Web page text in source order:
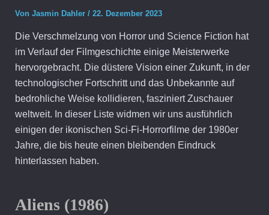
Von Jasmin Dahler / 22. Dezember 2023
Die Verschmelzung von Horror und Science Fiction hat
im Verlauf der Filmgeschichte einige Meisterwerke
hervorgebracht. Die düstere Vision einer Zukunft, in der
technologischer Fortschritt und das Unbekannte auf
bedrohliche Weise kollidieren, fasziniert Zuschauer
weltweit. In dieser Liste widmen wir uns ausführlich
einigen der ikonischen Sci-Fi-Horrorfilme der 1980er
Jahre, die bis heute einen bleibenden Eindruck
hinterlassen haben.
Aliens (1986)